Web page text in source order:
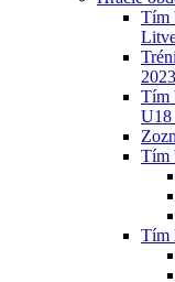
Tím
Tím
U18
Tím
Tím